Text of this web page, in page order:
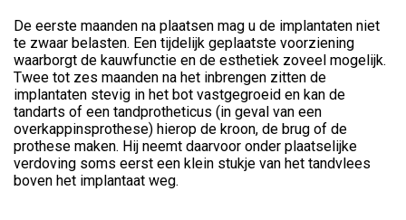
De eerste maanden na plaatsen mag u de implantaten niet
te zwaar belasten. Een tijdelijk geplaatste voorziening
waarborgt de kauwfunctie en de esthetiek zoveel mogelijk.
Twee tot zes maanden na het inbrengen zitten de
implantaten stevig in het bot vastgegroeid en kan de
tandarts of een tandprotheticus (in geval van een
overkappinsprothese) hierop de kroon, de brug of de
prothese maken. Hij neemt daarvoor onder plaatselijke
verdoving soms eerst een klein stukje van het tandvlees
boven het implantaat weg.